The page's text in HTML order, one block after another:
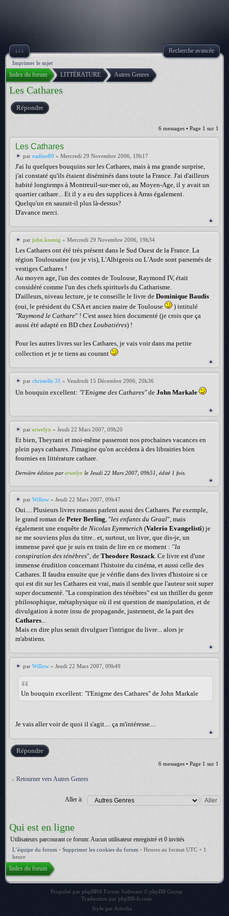
↓↓↓ Recherche avancée
Imprimer le sujet
Index du forum LITTÉRATURE Autres Genres
Les Cathares
Répondre
6 messages • Page 1 sur 1
Les Cathares
par nadine80 » Mercredi 29 Novembre 2006, 19h17
J'ai lu quelques bouquins sur les Cathares, mais à ma grande surprise,
j'ai constaté qu'ils étaient diséminés dans toute la France. J'ai d'ailleurs
habité longtemps à Montreuil-sur-mer où, au Moyen-Age, il y avait un
quartier cathare... Et il y a eu des supplices à Arras également.
Quelqu'un en saurait-il plus là-dessus?
D'avance merci.
par john.koenig » Mercredi 29 Novembre 2006, 19h34
Les Cathares ont été trés présent dans le Sud Ouest de la France. La
région Toulousaine (ou je vis), L'Albigeois ou L'Aude sont parsemés de
vestiges Cathares !
Au moyen age, l'un des comtes de Toulouse, Raymond IV, était
considéré comme l'un des chefs spirituels du Catharisme.
D'ailleurs, niveau lecture, je te conseille le livre de Dominique Baudis
(oui, le président du CSA et ancien maire de Toulouse
) intitulé
"Raymond le Cathare" ! C'est assez bien documenté (je crois que ça
aussi été adapté en BD chez Loubatiéres) !
Pour les autres livres sur les Cathares, je vais voir dans ma petite
collection et je te tiens au courant
par christelle 31 » Vendredi 15 Décembre 2006, 20h36
Un bouquin excellent: "l'Enigme des Cathares"de John Markale
par erwelyn » Jeudi 22 Mars 2007, 09h20
Et bien, Theyrani et moi-même passeront nos prochaines vacances en
plein pays cathares. J'imagine qu'on accèdera à des librairies bien
fournies en littérature cathare.
Dernière édition parerwelyn le Jeudi 22 Mars 2007, 09h51, édité 1 fois.
par Willow » Jeudi 22 Mars 2007, 09h47
Oui.... Plusieurs livres romans parlent aussi des Cathares. Par exemple,
le grand roman de Peter Berling, "les enfants du Graal", mais
également une enquête de Nicolas Eymmerich (Valerio Evangelisti) je
ne me souviens plus du titre.. et, surtout, un livre, que dis-je, un
immense pavé que je suis en train de lire en ce moment : ''la
conspiration des ténèbres", de Theodore Roszack. Ce livre est d'une
immense érudition concernant l'histoire du cinéma, et aussi celle des
Cathares. Il faudra ensuite que je vérifie dans des livres d'histoire si ce
qui est dit sur les Cathares est vrai, mais il semble que l'auteur soit super
super documenté. "La conspiration des ténèbres" est un thriller du genre
philosophique, métaphysique où il est question de manipulation, et de
divulgation à notre insu de propagande, justement, de la part des
Cathares...
Mais en dire plus serait divulguer l'intrigue du livre... alors je
m'abstiens.
par Willow » Jeudi 22 Mars 2007, 09h49
Un bouquin excellent: "l'Enigme des Cathares" de John Markale
Je vais aller voir de quoi il s'agit.... ça m'intéresse....
Répondre
6 messages • Page 1 sur 1
Retourner vers Autres Genres
Aller à:
Qui est en ligne
Utilisateurs parcourant ce forum: Aucun utilisateur enregistré et 0 invités
L’équipe du forum • Supprimer les cookies du forum • Heures au format UTC + 1
heure
Index du forum
Propulsé par phpBB® Forum Software © phpBB Group
Traduction par phpBB-fr.com
Style par Artodia